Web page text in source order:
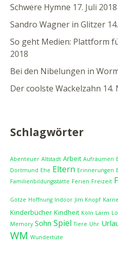
Schwere Hymne 17. Juli 2018
Sandro Wagner in Glitzer
So geht Medien: Plattform
2018
Bei den Nibelungen in
Der coolste Wackelzahn 14.
Schlagwörter
Abenteuer Altstadt Arbeit Aufräumen
Dortmund Ehe Eltern Erinnerungen
Familienbildungsstätte Ferien Freizeit
Götze Hoffnung Indoor Jim Knopf
Kinderbücher Kindheit Köln Lärm
Memory Sohn Spiel Tiere Uhr
WM Wundertüte